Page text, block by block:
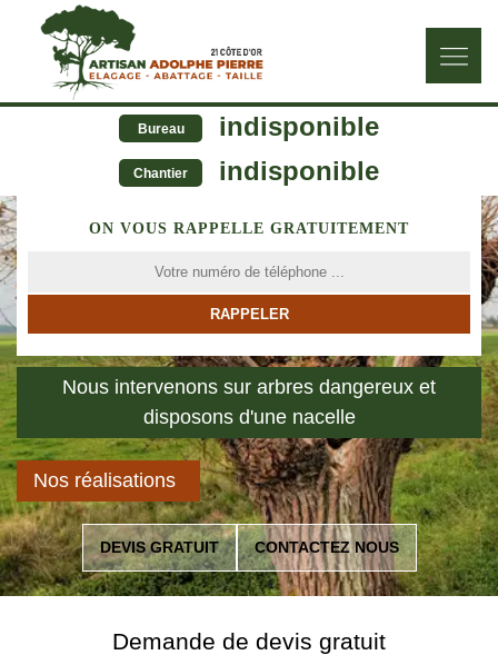
Bureau indisponible
Chantier indisponible
ON VOUS RAPPELLE GRATUITEMENT
Nous intervenons sur arbres dangereux et
disposons d'une nacelle
Nos réalisations
DEVIS GRATUIT CONTACTEZ NOUS
Demande de devis gratuit